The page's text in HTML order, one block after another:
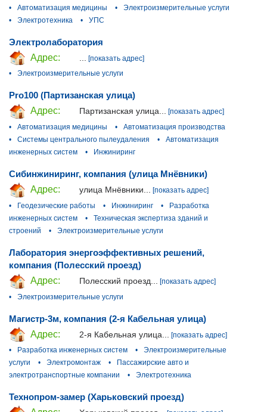
•
Автоматизация медицины •
Электроизмерительные услуги
•
Электротехника • УПС
Электролаборатория
Адрес:
[показать адрес]
•
Электроизмерительные услуги
Pro100 (Партизанская улица)
Адрес:
Партизанская улица... [показать адрес]
•
Автоматизация медицины •
Автоматизация производства
•
Системы центрального пылеудаления •
Автоматизация
инженерных систем
• Инжиниринг
Сибинжиниринг, компания (улица Мнёвники)
Адрес:
улица Мнёвники...
[показать адрес]
•
Геодезические работы • Инжиниринг •
Разработка
инженерных систем
•
Техническая экспертиза зданий и
строений
• Электроизмерительные услуги
Лаборатория энергоэффективных решений,
компания (Полесский проезд)
Адрес:
Полесский проезд...
[показать адрес]
•
Электроизмерительные услуги
Магистр-3м, компания (2-я Кабельная улица)
Адрес:
2-я Кабельная улица...
[показать адрес]
•
Разработка инженерных систем •
Электроизмерительные
услуги
• Электромонтаж •
Пассажирские авто и
электротранспортные компании
• Электротехника
Технопром-замер (Харьковский проезд)